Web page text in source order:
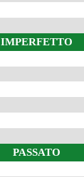
IMPERFETTO
PASSATO